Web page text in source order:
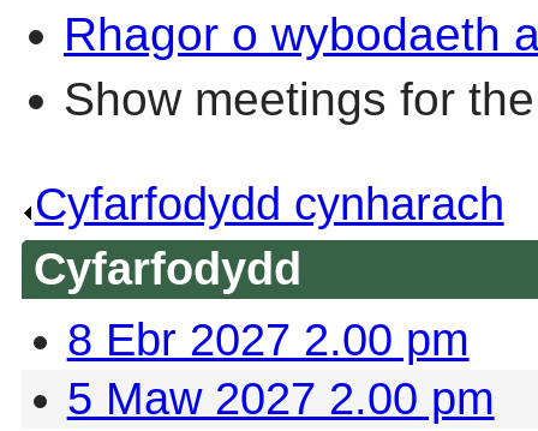
Rhagor o wybodaeth
Show meetings for
Cyfarfodydd cynharach
Cyfarfodydd
8 Ebr 2027 2.00 pm
5 Maw 2027 2.00 pm